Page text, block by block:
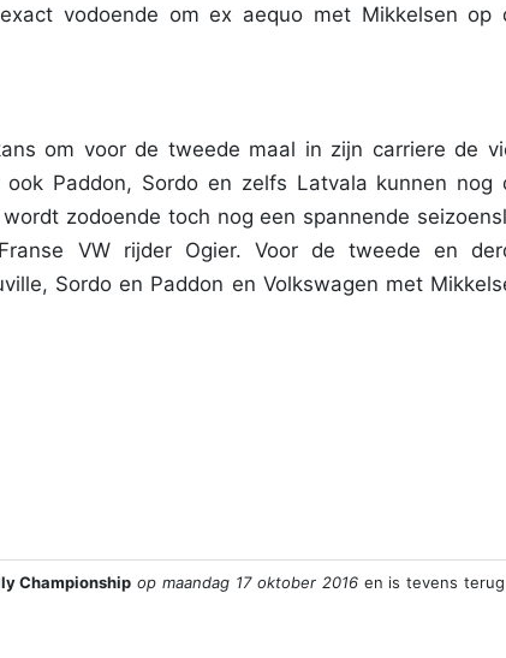
vodoende om ex aequo met Mikkelsen op
om voor de tweede maal in zijn carriere de
Paddon, Sordo en zelfs Latvala kunnen nog
zodoende toch nog een spannende
VW rijder Ogier. Voor de tweede en
Sordo en Paddon en Volkswagen met
Championship op maandag 17 oktober 2016en is tevens